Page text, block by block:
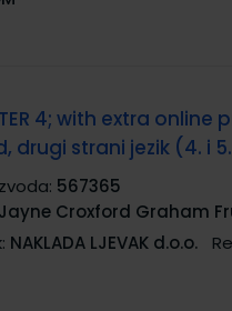
4; with extra online
drugi strani jezik (4. i
567365
Jayne Croxford Graham
NAKLADA LJEVAK d.o.o.